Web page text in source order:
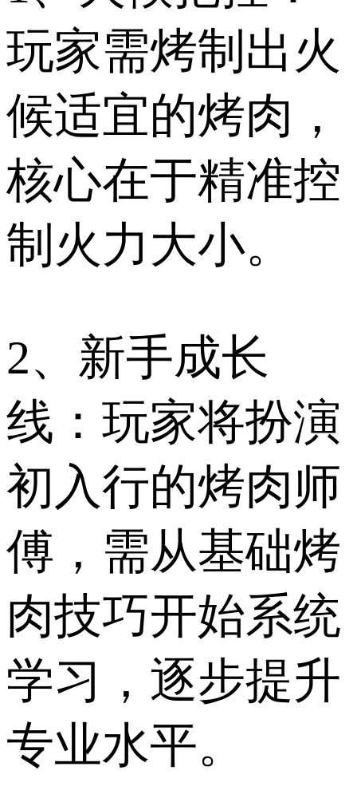
玩家需烤制出火
候适宜的烤肉，
核心在于精准控
制火力大小。
2、新手成长
线：玩家将扮演
初入行的烤肉师
傅，需从基础烤
肉技巧开始系统
学习，逐步提升
专业水平。